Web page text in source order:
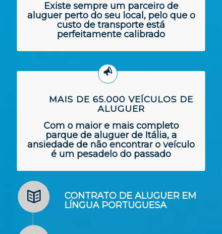
Existe sempre um parceiro de
aluguer perto do seu local, pelo que o
custo de transporte está
perfeitamente calibrado
MAIS DE 65.000 VEÍCULOS DE
ALUGUER
Com o maior e mais completo
parque de aluguer de Itália, a
ansiedade de não encontrar o veículo
é um pesadelo do passado
CONTRATO DE ALUGUER EM
LÍNGUA PORTUGUESA